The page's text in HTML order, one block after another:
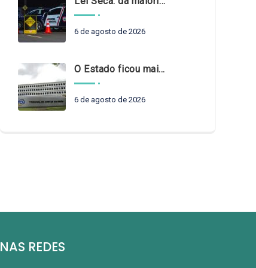
6 de agosto de 2026
O Estado ficou mais complexo. O controle precisa acompanhar
6 de agosto de 2026
NAS REDES